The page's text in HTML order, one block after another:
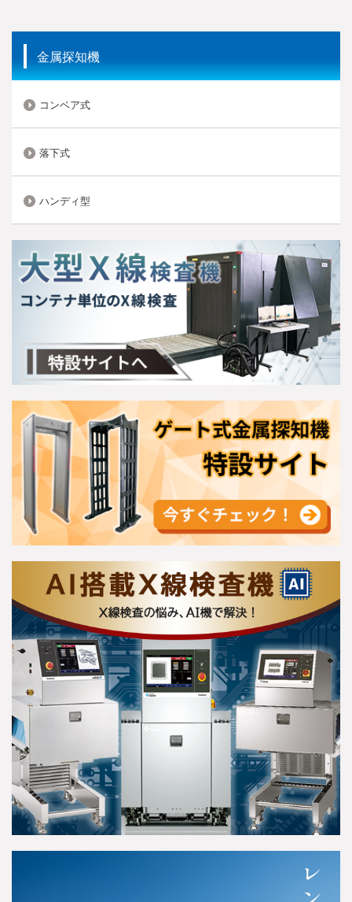
金属探知機
コンベア式
落下式
ハンディ型